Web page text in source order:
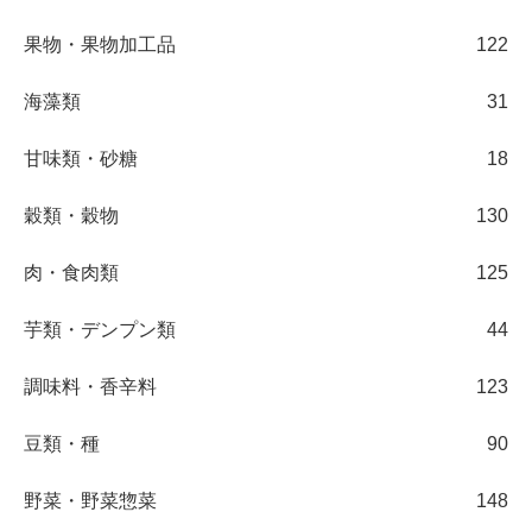
果物・果物加工品 122
海藻類 31
甘味類・砂糖 18
穀類・穀物 130
肉・食肉類 125
芋類・デンプン類 44
調味料・香辛料 123
豆類・種 90
野菜・野菜惣菜 148